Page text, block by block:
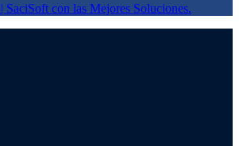
SaciSoft con las Mejores Soluciones.